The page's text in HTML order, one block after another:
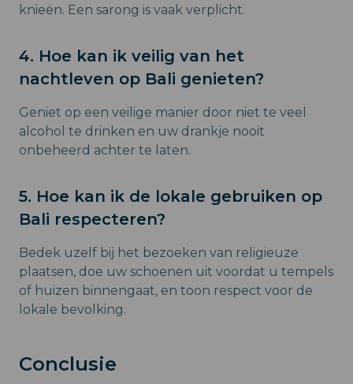
knieën. Een sarong is vaak verplicht.
4. Hoe kan ik veilig van het
nachtleven op Bali genieten?
Geniet op een veilige manier door niet te veel
alcohol te drinken en uw drankje nooit
onbeheerd achter te laten.
5. Hoe kan ik de lokale gebruiken op
Bali respecteren?
Bedek uzelf bij het bezoeken van religieuze
plaatsen, doe uw schoenen uit voordat u tempels
of huizen binnengaat, en toon respect voor de
lokale bevolking.
Conclusie